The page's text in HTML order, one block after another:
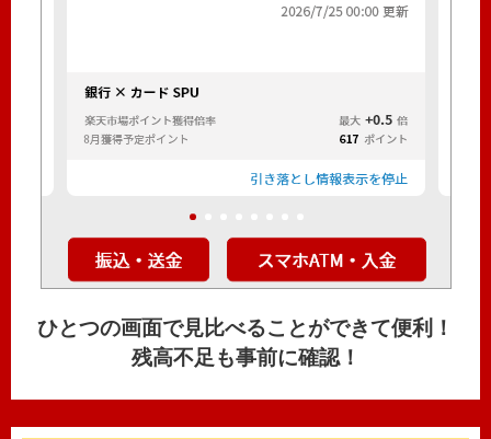
ひとつの画面で見比べることができて便利！
残高不足も事前に確認！